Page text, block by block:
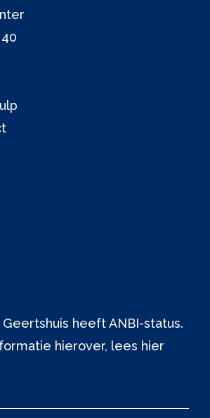
heeft ANBI-status.
hierover, lees hier